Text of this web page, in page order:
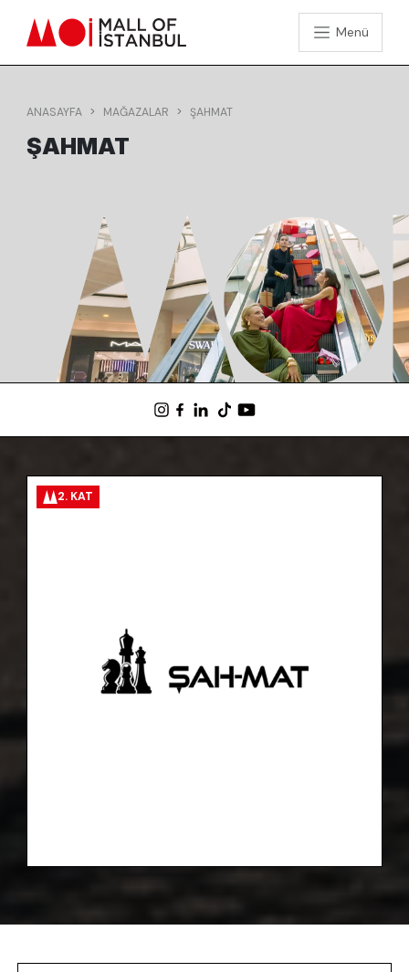
Menü
ANASAYFA MAĞAZALAR ŞAHMAT
ŞAHMAT
2. KAT